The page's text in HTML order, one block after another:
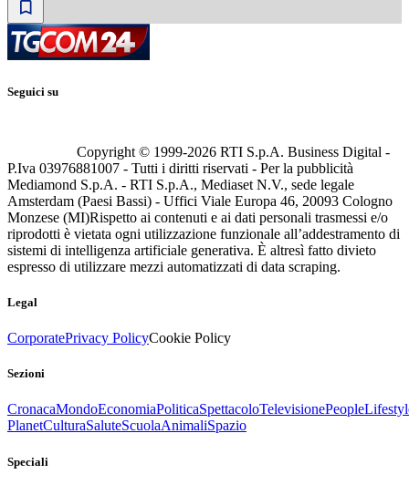
Seguici su
Copyright © 1999-2026 RTI S.p.A. Business Digital -
P.Iva 03976881007 - Tutti i diritti riservati - Per la pubblicità
Mediamond S.p.A. - RTI S.p.A., Mediaset N.V., sede legale
Amsterdam (Paesi Bassi) - Uffici Viale Europa 46, 20093 Cologno
Monzese (MI)Rispetto ai contenuti e ai dati personali trasmessi e/o
riprodotti è vietata ogni utilizzazione funzionale all’addestramento di
sistemi di intelligenza artificiale generativa. È altresì fatto divieto
espresso di utilizzare mezzi automatizzati di data scraping.
Legal
CorporatePrivacy PolicyCookie Policy
Sezioni
CronacaMondoEconomiaPoliticaSpettacoloTelevisionePeople
PlanetCulturaSaluteScuolaAnimaliSpazio
Speciali